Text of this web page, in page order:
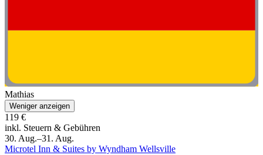
Mathias
Weniger anzeigen
119 €
inkl. Steuern & Gebühren
30. Aug.–31. Aug.
Microtel Inn & Suites by Wyndham Wellsville